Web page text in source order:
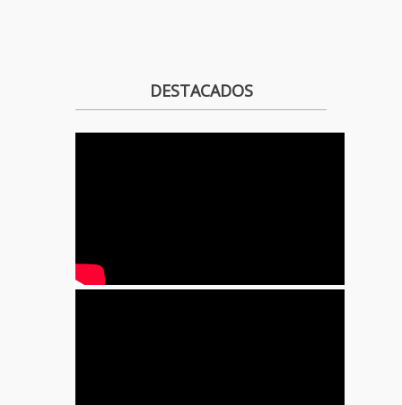
DESTACADOS